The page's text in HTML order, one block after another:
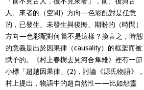
人、來者的（空間）方向—色彩配對是任意
的，已發生、未發生與後悔、期盼的（時間）
方向—色彩配對何嘗不是這樣？換言之，時態
的意義是出於因果律（causality）的框架而被
賦予的。《村上春樹去見河合隼雄》裡有一節
小標「超越因果律」(2)，討論《源氏物語》，
村上提出，物語中的超自然性——比如怨靈